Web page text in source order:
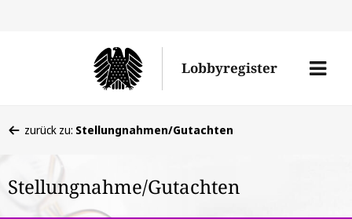
Lobbyregister
Menü
befinden
hier:
zurück zu: Stellungnahmen/Gutachten
Stellungnahme/Gutachten